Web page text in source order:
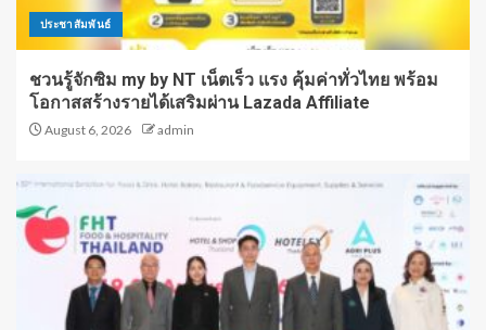
ประชาสัมพันธ์
ชวนรู้จักซิม my by NT เน็ตเร็ว แรง คุ้มค่าทั่วไทย พร้อม
โอกาสสร้างรายได้เสริมผ่าน Lazada Affiliate
August 6, 2026 admin